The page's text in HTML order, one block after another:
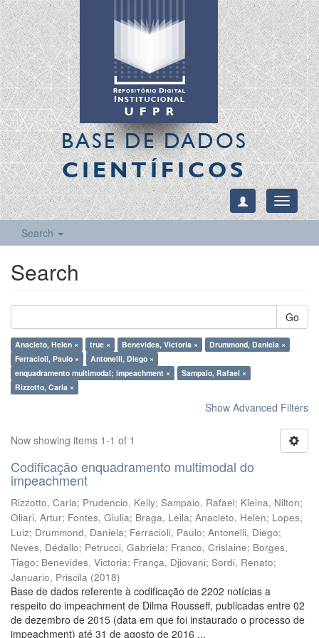
BASE DE DADOS
CIENTÍFICOS
Toggle
Search
Search
Go
Anacleto, Helen × true × Benevides, Victoria ×
Drummond, Daniela ×
Ferracioli, Paulo ×
Antonelli, Diego ×
enquadramento multimodal; impeachment ×
Sampaio, Rafael ×
Rizzotto, Carla ×
Show Advanced Filters
Now showing items 1-1 of 1
Codificação enquadramento multimodal do
impeachment
Rizzotto, Carla; Prudencio, Kelly; Sampaio, Rafael; Kleina, Nilton;
Oliari, Artur; Fontes, Giulia; Braga, Leila; Anacleto, Helen; Lopes,
Luiz; Drummond, Daniela; Ferracioli, Paulo; Antonelli, Diego;
Neves, Dédallo; Petrucci, Gabriela; Franco, Crislaine; Borges,
Tiago; Benevides, Victoria; França, Djiovani; Sordi, Renato;
Januario, Priscila (2018)
Base de dados referente à codificação de 2202 notícias a
respeito do impeachment de Dilma Rousseff, publicadas entre 02
de dezembro de 2015 (data em que foi instaurado o processo de
impeachment) até 31 de agosto de 2016 ...